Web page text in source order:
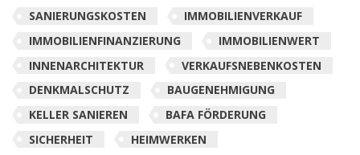
SANIERUNGSKOSTEN
IMMOBILIENVERKAUF
IMMOBILIENFINANZIERUNG
IMMOBILIENWERT
INNENARCHITEKTUR
VERKAUFSNEBENKOSTEN
DENKMALSCHUTZ
BAUGENEHMIGUNG
KELLER SANIEREN
BAFA FÖRDERUNG
SICHERHEIT
HEIMWERKEN